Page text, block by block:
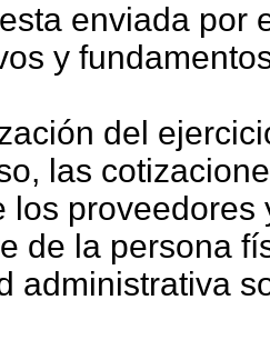
enviada por
y
del
las
los proveedores
de la persona
administrativa